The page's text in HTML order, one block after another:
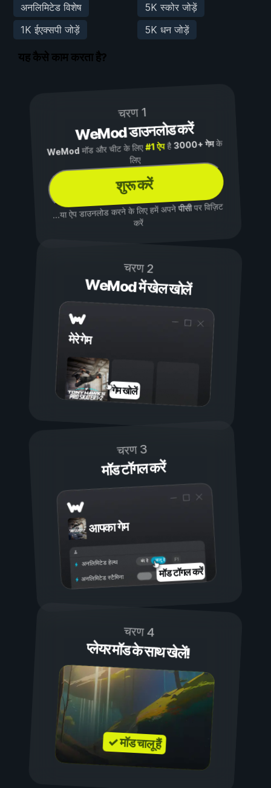
अनलिमिटेड विशेष
5K स्कोर जोड़ें
1K ईएक्सपी जोड़ें
5K धन जोड़ें
यह कैसे काम करता है?
चरण 1
WeMod डाउनलोड करें
WeMod मॉड और चीट के लिए#1 ऐपहै3000+ गेमके
लिए
शुरू करें
...या ऐप डाउनलोड करने के लिए हमें अपनेपीसीपर विज़िट
करें
चरण 2
WeMod में खेल खोलें
मेरे गेम
गेम खोलें
चरण 3
मॉड टॉगल करें
आपका गेम
चालू है
बंद है
अनलिमिटेड हेल्थ
अनलिमिटेड स्टैमिना मॉड टॉगल करें
चरण 4
प्लेयर मॉड के साथ खेलें!
✓ मॉड चालू हैं